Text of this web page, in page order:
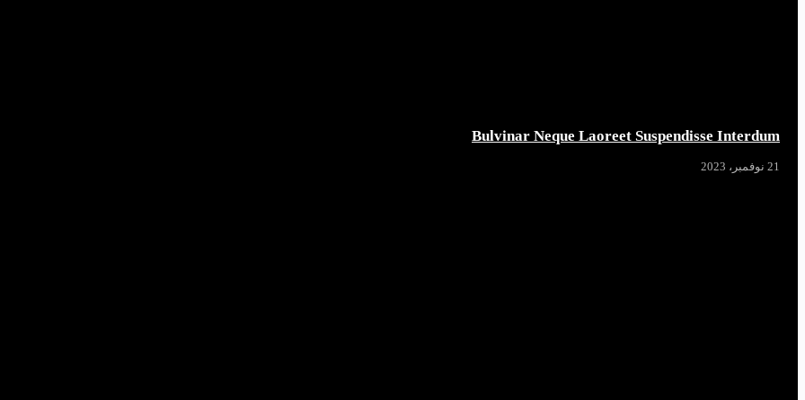
Bulvinar Neque Laoreet Suspendisse Interdum
21 نوفمبر، 2023